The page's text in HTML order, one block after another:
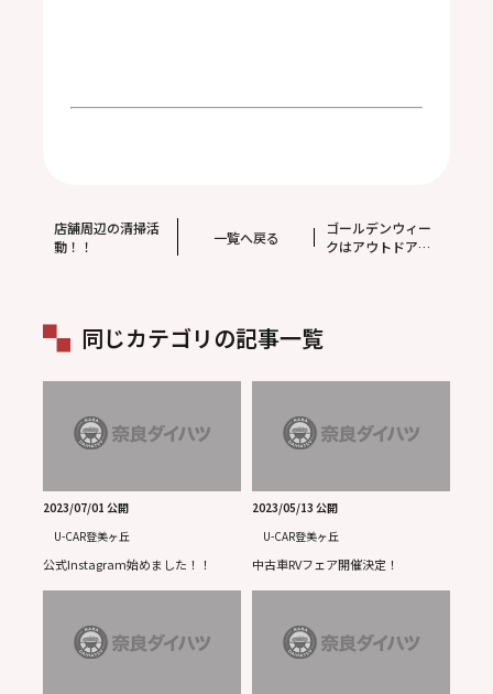
店舗周辺の清掃活
動！！
一覧へ戻る
ゴールデンウィー
クはアウトドア気
同じカテゴリの記事一覧
2023/07/01 公開
U-CAR登美ヶ丘
公式Instagram始めました！！
2023/05/13 公開
U-CAR登美ヶ丘
中古車RVフェア開催決定！